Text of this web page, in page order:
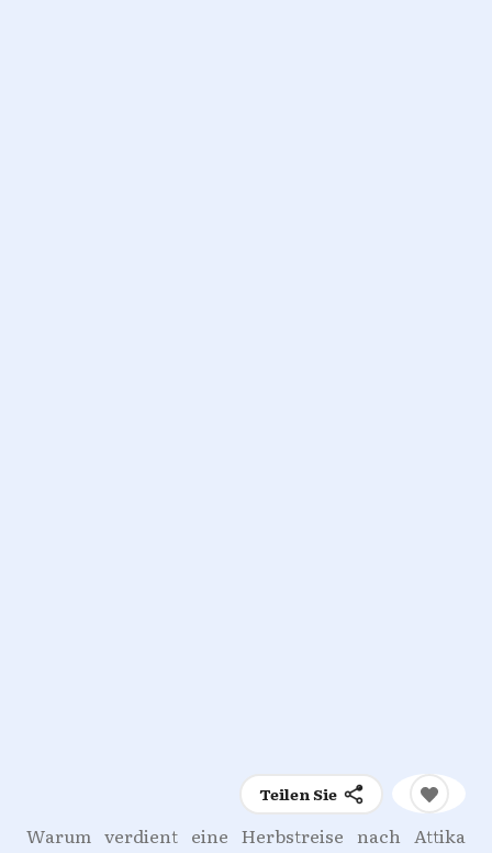
Teilen Sie
Warum verdient eine Herbstreise nach Attika